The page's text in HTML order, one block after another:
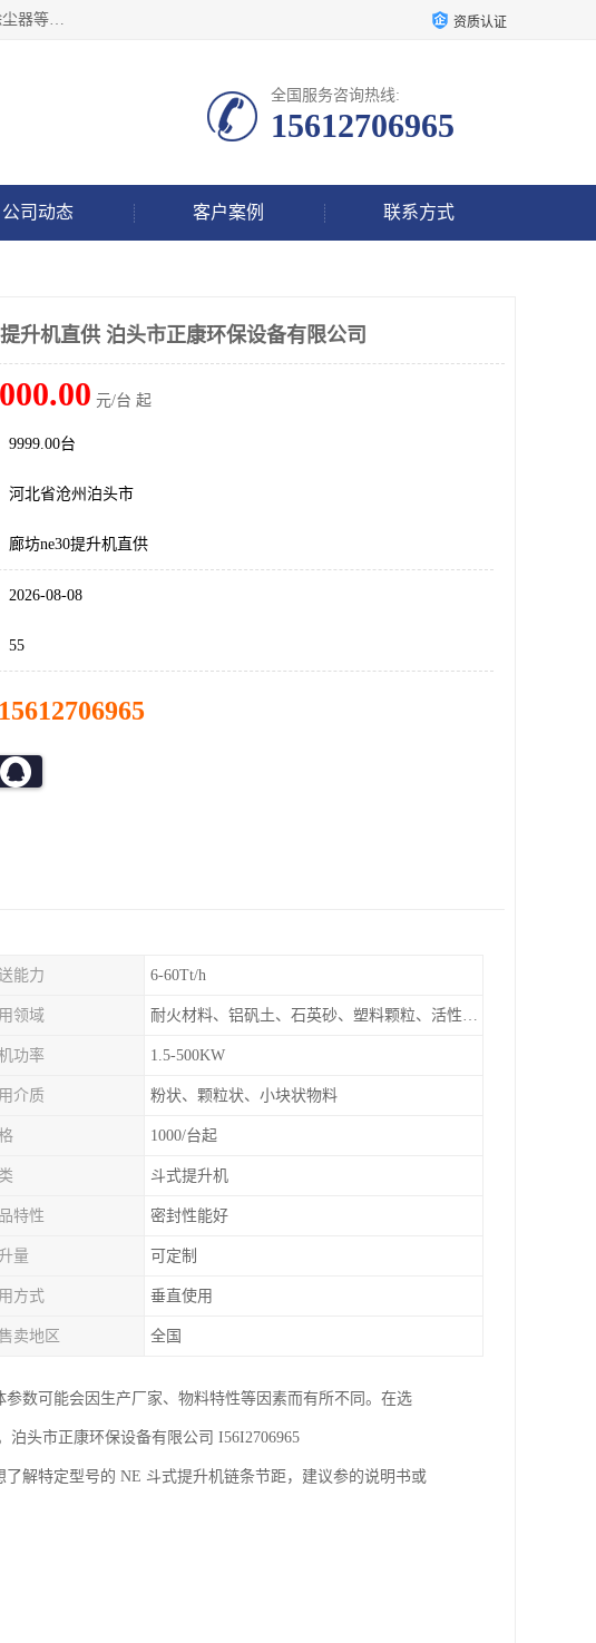
泊头市正康机械设备制造有限公司 I55I2882966 主要产品：袋式除尘器、星型卸料器、布袋除尘器、刮板输送机、脉冲除尘器等产品厂家。公司拥有研发人才和技术专员，有丰厚的物质资源和人力资源，公司结合客户现场使用要求采用计算机辅助制图，并根据客户的需求为之选型，提供有限的设计方案，以满足客户的使用需求。I56I27O6965 资质认证
全国服务咨询热线:
15612706965
公司动态 客户案例 联系方式
升机直供 泊头市正康环保设备有限公司
元/台 起
9999.00台
河北省沧州泊头市
廊坊ne30提升机直供
2026-08-08
55
15612706965
能力 6-60Tt/h
领域 耐火材料、铝矾土、石英砂、塑料颗粒、活性炭颗粒、炭黑颗粒、石墨粉、硅胶颗粒、酚醛树脂、氢氧化钙粉等
功率 1.5-500KW
介质 粉状、颗粒状、小块状物料
1000/台起
斗式提升机
特性 密封性能好
量 可定制
方式 垂直使用
卖地区 全国
数可能会因生产厂家、物料特性等因素而有所不同。在选
头市正康环保设备有限公司 I56I2706965
解特定型号的 NE 斗式提升机链条节距，建议参的说明书或